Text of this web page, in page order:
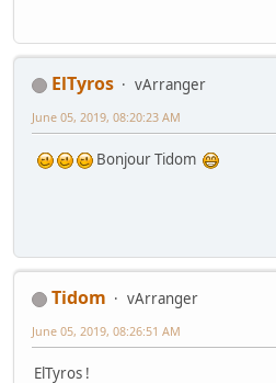
ElTyros
vArranger
June 05, 2019, 08:20:23 AM
Bonjour Tidom
Tidom
vArranger
June 05, 2019, 08:26:51 AM
ElTyros !